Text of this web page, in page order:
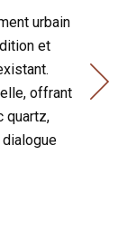
urbain
et
offrant
quartz,